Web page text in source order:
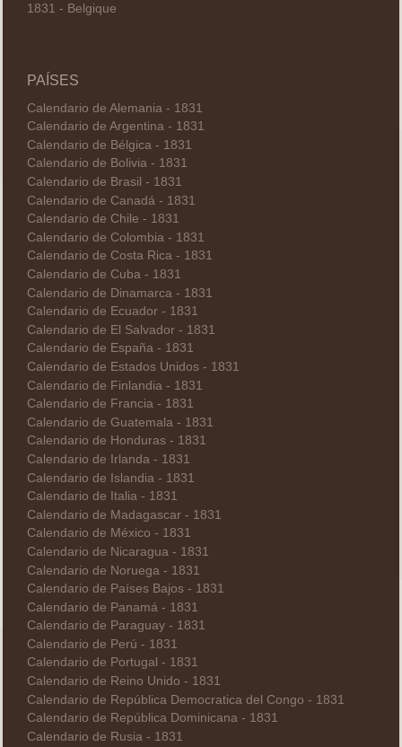
1831 - Belgique
PAÍSES
Calendario de Alemania - 1831
Calendario de Argentina - 1831
Calendario de Bélgica - 1831
Calendario de Bolivia - 1831
Calendario de Brasil - 1831
Calendario de Canadá - 1831
Calendario de Chile - 1831
Calendario de Colombia - 1831
Calendario de Costa Rica - 1831
Calendario de Cuba - 1831
Calendario de Dinamarca - 1831
Calendario de Ecuador - 1831
Calendario de El Salvador - 1831
Calendario de España - 1831
Calendario de Estados Unidos - 1831
Calendario de Finlandia - 1831
Calendario de Francia - 1831
Calendario de Guatemala - 1831
Calendario de Honduras - 1831
Calendario de Irlanda - 1831
Calendario de Islandia - 1831
Calendario de Italia - 1831
Calendario de Madagascar - 1831
Calendario de México - 1831
Calendario de Nicaragua - 1831
Calendario de Noruega - 1831
Calendario de Países Bajos - 1831
Calendario de Panamá - 1831
Calendario de Paraguay - 1831
Calendario de Perú - 1831
Calendario de Portugal - 1831
Calendario de Reino Unido - 1831
Calendario de República Democratica del Congo - 1831
Calendario de República Dominicana - 1831
Calendario de Rusia - 1831